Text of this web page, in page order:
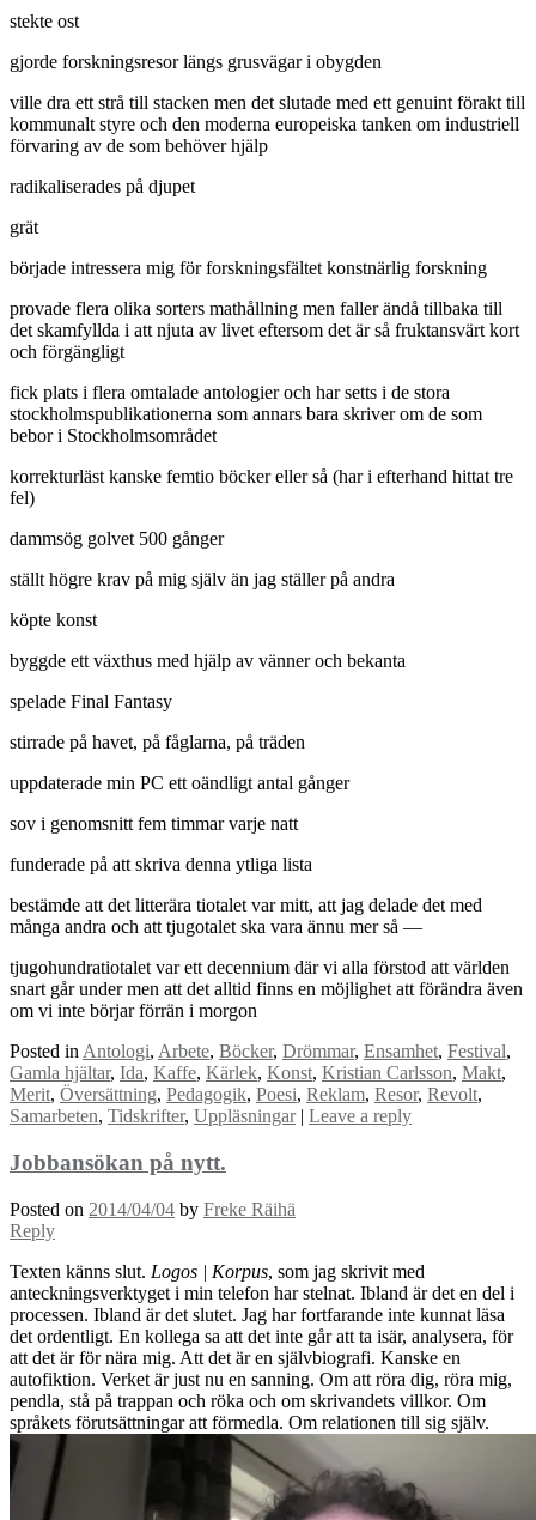
stekte ost
gjorde forskningsresor längs grusvägar i obygden
ville dra ett strå till stacken men det slutade med ett genuint förakt till
kommunalt styre och den moderna europeiska tanken om industriell
förvaring av de som behöver hjälp
radikaliserades på djupet
grät
började intressera mig för forskningsfältet konstnärlig forskning
provade flera olika sorters mathållning men faller ändå tillbaka till
det skamfyllda i att njuta av livet eftersom det är så fruktansvärt kort
och förgängligt
fick plats i flera omtalade antologier och har setts i de stora
stockholmspublikationerna som annars bara skriver om de som
bebor i Stockholmsområdet
korrekturläst kanske femtio böcker eller så (har i efterhand hittat tre
fel)
dammsög golvet 500 gånger
ställt högre krav på mig själv än jag ställer på andra
köpte konst
byggde ett växthus med hjälp av vänner och bekanta
spelade Final Fantasy
stirrade på havet, på fåglarna, på träden
uppdaterade min PC ett oändligt antal gånger
sov i genomsnitt fem timmar varje natt
funderade på att skriva denna ytliga lista
bestämde att det litterära tiotalet var mitt, att jag delade det med
många andra och att tjugotalet ska vara ännu mer så —
tjugohundratiotalet var ett decennium där vi alla förstod att världen
snart går under men att det alltid finns en möjlighet att förändra även
om vi inte börjar förrän i morgon
Posted inAntologi, Arbete, Böcker, Drömmar, Ensamhet, Festival,
Gamla hjältar, Ida, Kaffe, Kärlek, Konst, Kristian Carlsson, Makt,
Merit, Översättning, Pedagogik, Poesi, Reklam, Resor, Revolt,
Samarbeten, Tidskrifter, Uppläsningar | Leave a reply
Jobbansökan på nytt.
Posted on 2014/04/04 by Freke Räihä
Reply
Texten känns slut. Logos | Korpus, som jag skrivit med
anteckningsverktyget i min telefon har stelnat. Ibland är det en del i
processen. Ibland är det slutet. Jag har fortfarande inte kunnat läsa
det ordentligt. En kollega sa att det inte går att ta isär, analysera, för
att det är för nära mig. Att det är en självbiografi. Kanske en
autofiktion. Verket är just nu en sanning. Om att röra dig, röra mig,
pendla, stå på trappan och röka och om skrivandets villkor. Om
språkets förutsättningar att förmedla. Om relationen till sig själv.